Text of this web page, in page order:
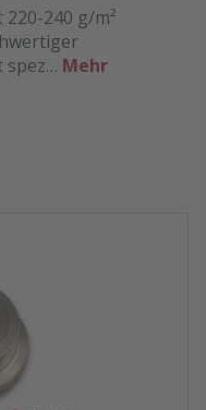
240 g/m²
spez… Mehr